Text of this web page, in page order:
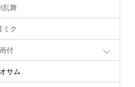
乱舞
ミク
付
サム